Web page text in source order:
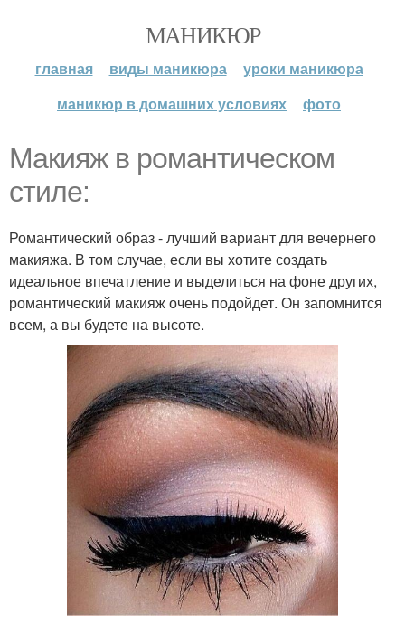
МАНИКЮР
главная виды маникюра
уроки маникюра
маникюр в домашних условиях
фото
Макияж в романтическом
стиле:
Романтический образ - лучший вариант для вечернего
макияжа. В том случае, если вы хотите создать
идеальное впечатление и выделиться на фоне других,
романтический макияж очень подойдет. Он запомнится
всем, а вы будете на высоте.